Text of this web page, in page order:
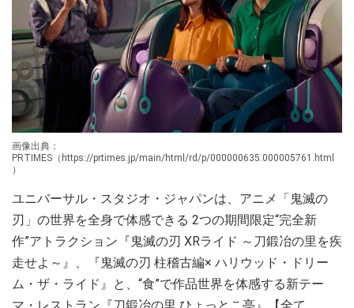
画像出典：
PRTIMES（https://prtimes.jp/main/html/rd/p/000000635.000005761.html
）
ユニバーサル・スタジオ・ジャパンは、アニメ「鬼滅の
刃」の世界を全身で体感できる 2つの期間限定“完全新
作”アトラクション『鬼滅の刃 XRライド ～刀鍛冶の里を疾
走せよ～』、『鬼滅の刃 柱稽古編× ハリウッド・ドリー
ム・ザ・ライド』と、“食”で作品世界を体感する新テー